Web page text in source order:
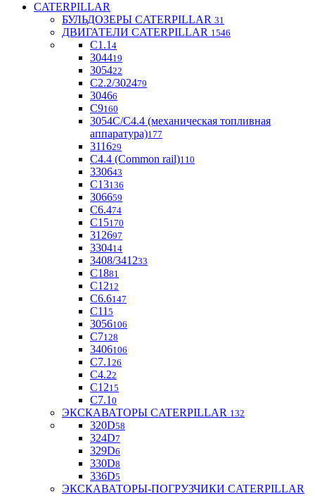
CATERPILLAR
БУЛЬДОЗЕРЫ CATERPILLAR 31
ДВИГАТЕЛИ CATERPILLAR 1546
C1.1 4
304419
305422
С2.2/302479
30466
С9160
3054С/С4.4 (механическая топливная
аппаратура)177
311629
С4.4 (Common rail)110
330643
С13136
306659
С6.474
С15170
312697
330414
3408/341233
С1881
C1212
С6.6147
C11 5
3056106
С7128
3406106
C7.1 26
C4.22
С1215
С7.1 0
ЭКСКАВАТОРЫ CATERPILLAR 132
320D58
324D7
329D6
330D8
336D5
ЭКСКАВАТОРЫ-ПОГРУЗЧИКИ CATERPILLAR